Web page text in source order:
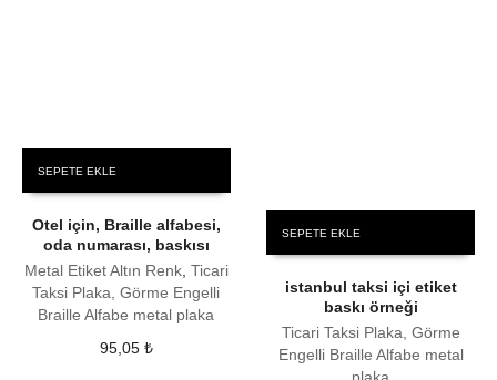
SEPETE EKLE
Otel için, Braille alfabesi,
oda numarası, baskısı
Metal Etiket Altın Renk, Ticari
Taksi Plaka, Görme Engelli
Braille Alfabe metal plaka
95,05 ₺
SEPETE EKLE
istanbul taksi içi etiket
baskı örneği
Ticari Taksi Plaka, Görme
Engelli Braille Alfabe metal
plaka